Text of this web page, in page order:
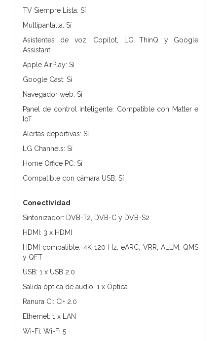
TV Siempre Lista: Sí
Multipantalla: Sí
Asistentes de voz: Copilot, LG ThinQ y Google
Assistant
Apple AirPlay: Sí
Google Cast: Sí
Navegador web: Sí
Panel de control inteligente: Compatible con Matter e
IoT
Alertas deportivas: Sí
LG Channels: Sí
Home Office PC: Sí
Compatible con cámara USB: Sí
Conectividad
Sintonizador: DVB-T2, DVB-C y DVB-S2
HDMI: 3 x HDMI
HDMI compatible: 4K 120 Hz, eARC, VRR, ALLM, QMS
y QFT
USB: 1 x USB 2.0
Salida óptica de audio: 1 x Óptica
Ranura CI: CI+ 2.0
Ethernet: 1 x LAN
Wi-Fi: Wi-Fi 5